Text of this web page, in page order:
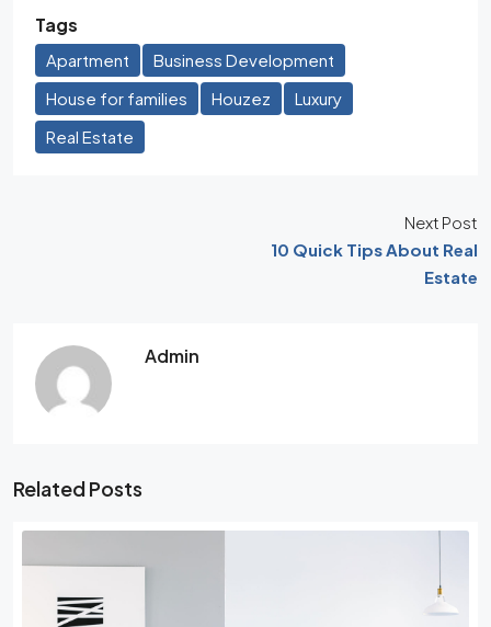
Tags
Apartment
Business Development
House for families
Houzez
Luxury
Real Estate
Next Post
10 Quick Tips About Real
Estate
Admin
Related Posts